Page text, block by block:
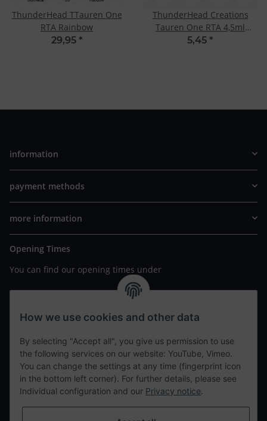
ThunderHead TTauren One
RTA Rainbow
29,95 *
ThunderHead Creations
Tauren One RTA 4,5ml
Ersatzglas
5,45 *
information
payment methods
more information
Opening Times
You can find our opening times under
https://www.wannavapor.de/Filialen
your personal site
contact details
tweet
teilen
How we use cookies and other data
By selecting "Accept all", you give us permission to use
the following services on our website: YouTube, Vimeo.
You can change the settings at any time (fingerprint icon
in the bottom left corner). For further details, please see
Individual configuration and our Privacy notice.